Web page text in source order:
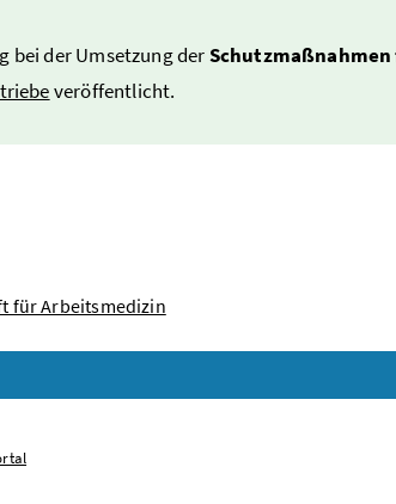
bei der Umsetzung der
veröffentlicht.
für Arbeitsmedizin